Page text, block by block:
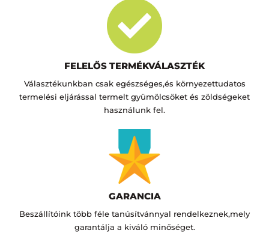
FELELŐS TERMÉKVÁLASZTÉK
Választékunkban csak egészséges,és környezettudatos
termelési eljárással termelt gyümölcsöket és zöldségeket
használunk fel.
GARANCIA
Beszállítóink több féle tanúsítvánnyal rendelkeznek,mely
garantálja a kiváló minőséget.